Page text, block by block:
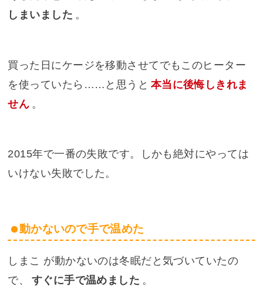
しまいました 。
買った日にケージを移動させてでもこのヒーター
を使っていたら……と思うと 本当に後悔しきれま
せん 。
2015年で一番の失敗です。しかも絶対にやっては
いけない失敗でした。
動かないので手で温めた
しまこ が動かないのは冬眠だと気づいていたの
で、
すぐに手で温めました 。